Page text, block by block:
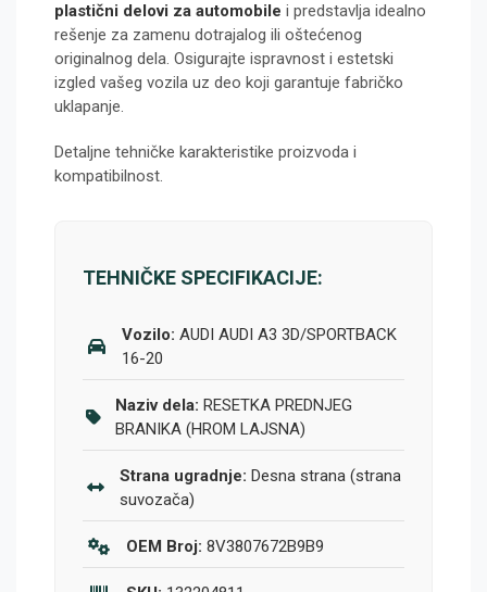
plastični delovi za automobile i predstavlja idealno
rešenje za zamenu dotrajalog ili oštećenog
originalnog dela. Osigurajte ispravnost i estetski
izgled vašeg vozila uz deo koji garantuje fabričko
uklapanje.
Detaljne tehničke karakteristike proizvoda i
kompatibilnost.
TEHNIČKE SPECIFIKACIJE:
Vozilo: AUDI AUDI A3 3D/SPORTBACK
16-20
Naziv dela: RESETKA PREDNJEG
BRANIKA (HROM LAJSNA)
Strana ugradnje: Desna strana (strana
suvozača)
OEM Broj: 8V3807672B9B9